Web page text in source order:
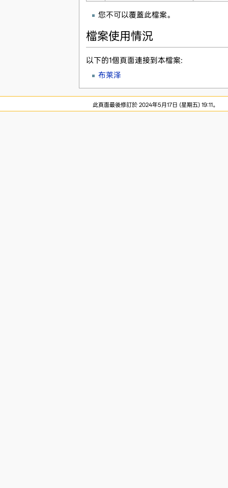
您不可以覆蓋此檔案。
檔案使用情況
以下的1個頁面連接到本檔案:
布莱泽
此頁面最後修訂於 2024年5月17日 (星期五) 19:11。